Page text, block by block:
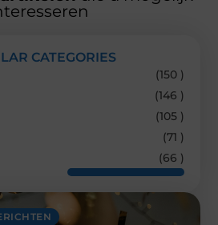
CATEGORIES
(150 )
(146 )
(105 )
(71 )
(66 )